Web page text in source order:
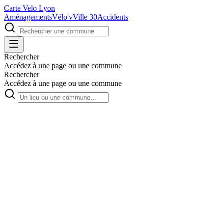
Carte Velo Lyon
AménagementsVélo'vVille 30Accidents
Rechercher
Accédez à une page ou une commune
Rechercher
Accédez à une page ou une commune